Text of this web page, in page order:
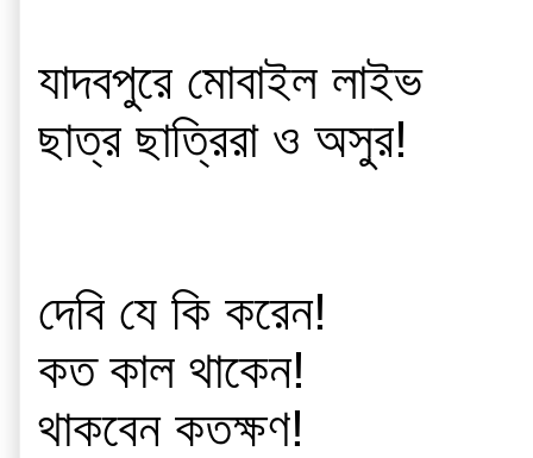
যাদবপুরে মোবাইল লাইভ
ছাত্র ছাত্রিরা ও অসুর!
দেবি যে কি করেন!
কত কাল থাকেন!
থাকবেন কতক্ষণ!